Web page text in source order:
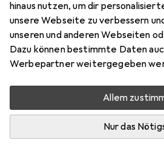
hinaus nutzen, um dir
unsere Webseite zu verbessern
unseren und anderen Webseiten
Dazu können bestimmte Daten
Werbepartner weitergegeben
Allem
Nur das
Set aus Edelstahl
6-teilig
Hier findest du passendes
Klausberg Kochtopf-Set aus
teilig aus den Kategorien
Kochgeschirr und Untersetzer.
Beliebt Kochbesteck